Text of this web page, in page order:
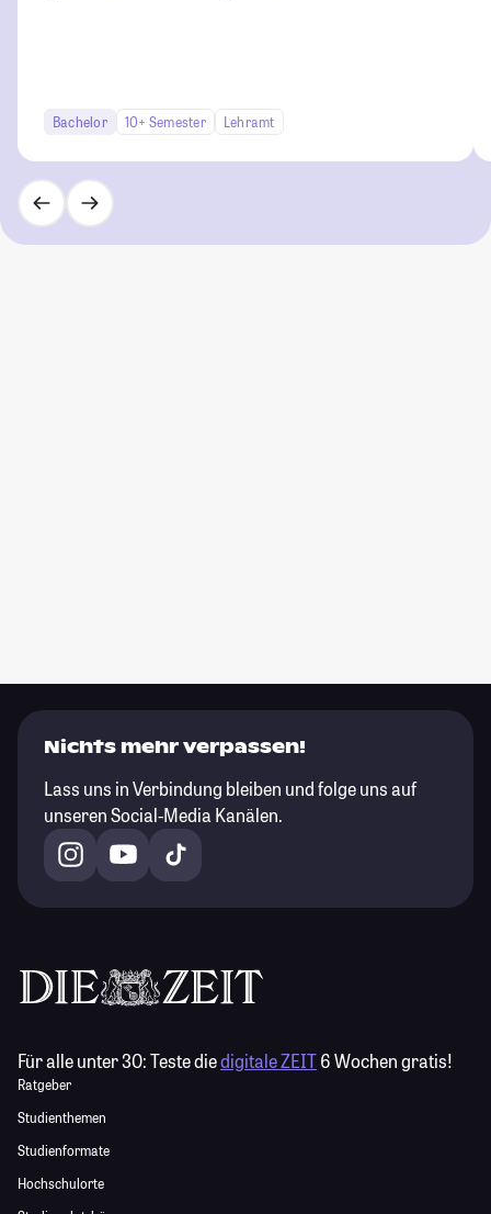
Bachelor 10+ Semester Lehramt
Nichts mehr verpassen!
Lass uns in Verbindung bleiben und folge uns auf
unseren Social-Media Kanälen.
Für alle unter 30:Teste diedigitale ZEIT6 Wochen gratis!
Ratgeber
Studienthemen
Studienformate
Hochschulorte